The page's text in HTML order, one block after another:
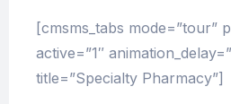
[cmsms_tabs mode=”tour”
active=”1″
title=”Specialty Pharmacy”]